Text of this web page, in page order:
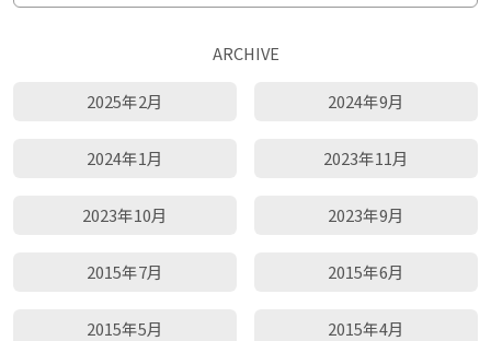
ARCHIVE
2025年2月 2024年9月
2024年1月 2023年11月
2023年10月 2023年9月
2015年7月 2015年6月
2015年5月 2015年4月